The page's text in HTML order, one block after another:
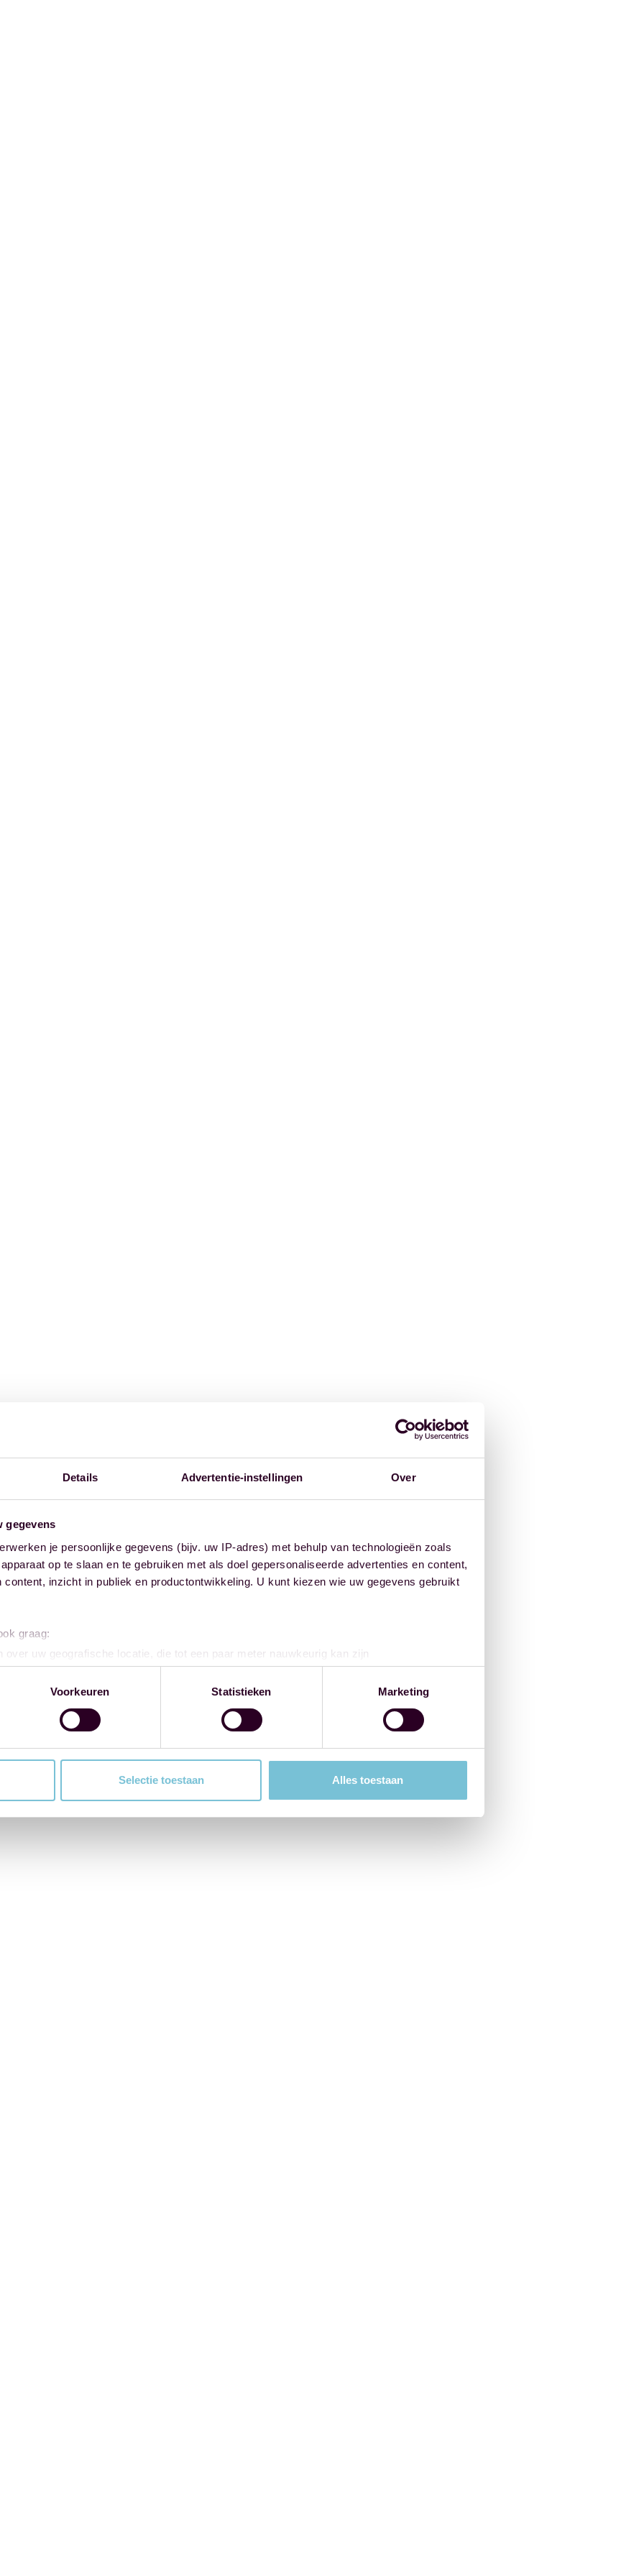
Details Advertentie-instellingen Over
gegevens
je persoonlijke gegevens (bijv. uw IP-adres) met behulp van technologieën zoals
op te slaan en te gebruiken met als doel gepersonaliseerde advertenties en content,
content, inzicht in publiek en productontwikkeling. U kunt kiezen wie uw gegevens gebruikt
graag:
over uw geografische locatie, die tot een paar meter nauwkeurig kan zijn
door het actief te scannen op specifieke eigenschappen (fingerprinting)
gegevens worden verwerkt en stel uw voorkeuren in het
detailgedeeltein. U kunt uw
of intrekken in de Cookieverklaring.
Ook delen we informatie over uw gebruik van onze site met onze partners voor social
Deze partners kunnen deze gegevens combineren met andere informatie die u aan ze heeft
Voorkeuren Statistieken Marketing
Selectie toestaan Alles toestaan